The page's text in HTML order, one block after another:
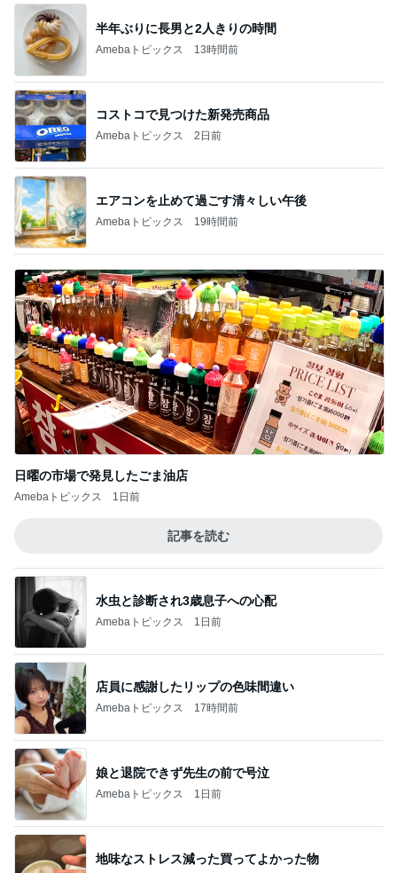
半年ぶりに長男と2人きりの時間
Amebaトピックス 13時間前
コストコで見つけた新発売商品
Amebaトピックス 2日前
エアコンを止めて過ごす清々しい午後
Amebaトピックス 19時間前
日曜の市場で発見したごま油店
Amebaトピックス 1日前
記事を読む
水虫と診断され3歳息子への心配
Amebaトピックス 1日前
店員に感謝したリップの色味間違い
Amebaトピックス 17時間前
娘と退院できず先生の前で号泣
Amebaトピックス 1日前
地味なストレス減った買ってよかった物